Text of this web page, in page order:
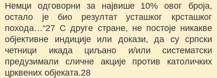
Немци одговорни за највише 10% овог броја,
остало је био резултат усташког крсташког
похода…“27 С друге стране, не постоје никакве
објективне индиције или докази, да су српски
четници икада циљано и/или систематски
предузимали сличне акције против католичких
црквених објеката.28